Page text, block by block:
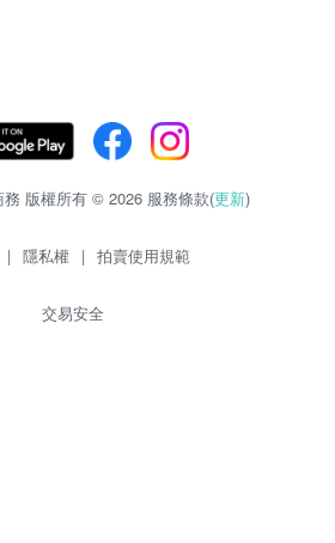
務 版權所有 © 2026 服務條款(更新)
| 隱私權 | 拍賣使用規範
交易安全